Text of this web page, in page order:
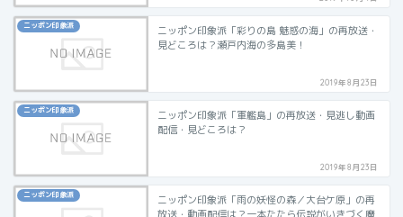
ニッポン印象派
ニッポン印象派「彩りの島 魅惑の海」の再放送・
見どころは？瀬戸内海の多島美！
2019年8月23日
ニッポン印象派
ニッポン印象派「軍艦島」の再放送・見逃し動画
配信・見どころは？
2019年8月23日
ニッポン印象派
ニッポン印象派「雨の妖怪の森／大台ケ原」の再